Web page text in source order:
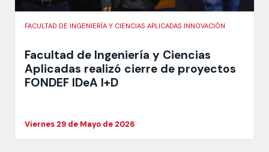
FACULTAD DE INGENIERÍA Y CIENCIAS APLICADAS INNOVACIÓN
Facultad de Ingeniería y Ciencias
Aplicadas realizó cierre de proyectos
FONDEF IDeA I+D
Viernes 29 de Mayo de 2026